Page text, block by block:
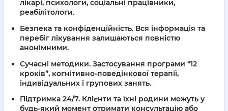
лікарі, психологи, соціальні працівники,
реабілітологи.
Безпека та конфіденційність. Вся інформація та
перебіг лікування залишаються повністю
анонімними.
Сучасні методики. Застосування програми “12
кроків”, когнітивно-поведінкової терапії,
індивідуальних і групових занять.
Підтримка 24/7. Клієнти та їхні родини можуть у
будь-який момент отримати консультацію або